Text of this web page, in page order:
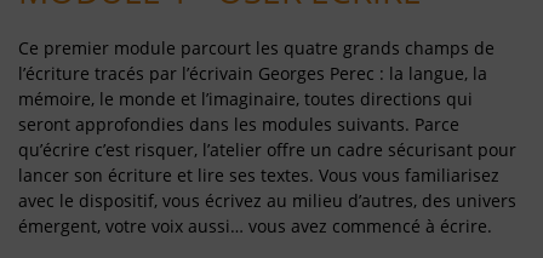
Ce premier module parcourt les quatre grands champs de
l’écriture tracés par l’écrivain Georges Perec : la langue, la
mémoire, le monde et l’imaginaire, toutes directions qui
seront approfondies dans les modules suivants. Parce
qu’écrire c’est risquer, l’atelier offre un cadre sécurisant pour
lancer son écriture et lire ses textes. Vous vous familiarisez
avec le dispositif, vous écrivez au milieu d’autres, des univers
émergent, votre voix aussi… vous avez commencé à écrire.